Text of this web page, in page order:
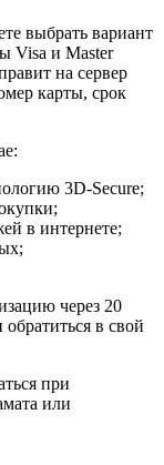
выбрать вариант
Visa и Master
на сервер
карты, срок
3D-Secure;
в интернете;
через 20
в свой
при
или